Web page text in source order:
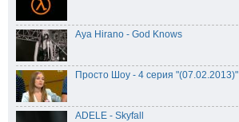
Aya Hirano - God Knows
Просто Шоу - 4 серия "(07.02.2013)"
ADELE - Skyfall